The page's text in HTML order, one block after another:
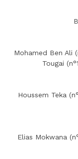
Mohamed Ben Ali
Tougai
Houssem Teka
Elias Mokwana